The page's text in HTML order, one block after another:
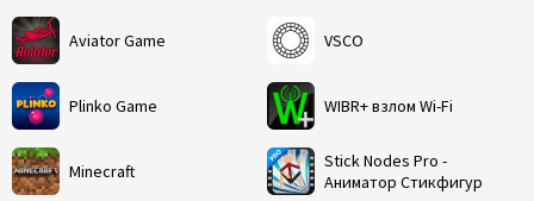
Aviator Game
Plinko Game
Minecraft
VSCO
WIBR+ взлом Wi-Fi
Stick Nodes Pro -
Аниматор Стикфигур